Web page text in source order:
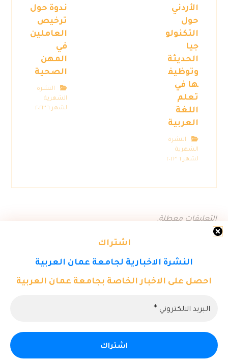
اشتراك
النشرة الاخبارية لجامعة عمان العربية
احصل على الاخبار الخاصة بجامعة عمان العربية
الأردني
حول
التكنولو
جيا
الحديثة
وتوظيف
ها في
تعلم
اللغة
العربية
النشرة
الشهرية
لشهر ٦ ٢٠٢٣
ندوة حول
ترخيص
العاملين
في
المهن
الصحية
النشرة
الشهرية
لشهر ٦ ٢٠٢٣
التعليقات معطلة.
© حقوق النشر ٢٠٢٦. كل الحقوق محفوظة لمركز تكنولوجيا المعلومات -